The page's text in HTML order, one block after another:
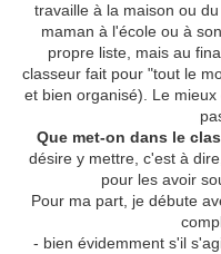
travaille à la maison ou
maman à l'école ou à
propre liste, mais au
classeur fait pour "tout le
et bien organisé). Le
Que met-on dans le
désire y mettre, c'est à
pour les avoir
Pour ma part, je débute
- bien évidemment s'il